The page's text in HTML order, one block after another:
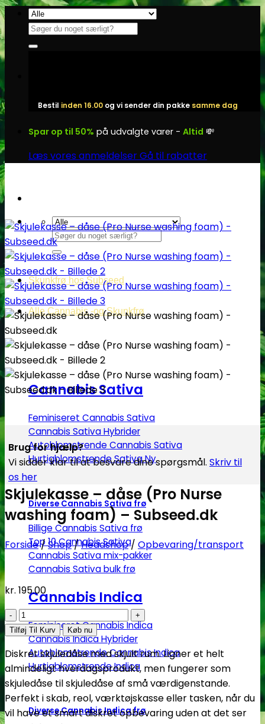
Fortsæt
indhold
Søg
efter:
Bestil inden 16.00 og vi sender din pakke samme dag
Spar op til 50% på udvalgte varer - Altid 💸
Læs vores anmeldelserGå til rabatter
Søg
efter:
Skunkfrø hos Subseed
Alle Cannabis -og Skunkfrø
Cannabis Sativa
Feminiseret Cannabis Sativa
Cannabis Sativa Hybrider
Autoblomstrende Cannabis Sativa
Hurtigblomstrende Sativa
Diverse Cannabis Sativa frø
Billige Cannabis Sativa frø
Top 10 Cannabis Sativa
Cannabis Sativa mix-pakker
Cannabis Sativa bulk frø
Cannabis Indica
Feminiseret Cannabis Indica
Cannabis Indica Hybrider
Autoblomstrende Cannabis Indica
Hurtigblomstrende Indica
Diverse Cannabis Indica frø
Brug for hjælp?
Vi sidder klar til at besvare dine spørgsmål. Skriv til
os her
Skjulekasse – dåse (Pro Nurse
washing foam) – Subseed.dk
Forside/Shop/Headshop/ Opbevaring/transport
kr. 195.00
Skjulekasse
–
dåse
(Pro
Nurse
washing
foam)
-
Tilføj Til Kurv Køb nu
Diskret skjuledåse med skjult rum. Ligner et helt
almindeligt hverdagsprodukt, men fungerer som
skjuledåse til skjuledåse af små værdigenstande.
Perfekt i skab, reol, værktøjskasse eller tasken, når du
vil have et smart diskret opbevaring uden at det ser